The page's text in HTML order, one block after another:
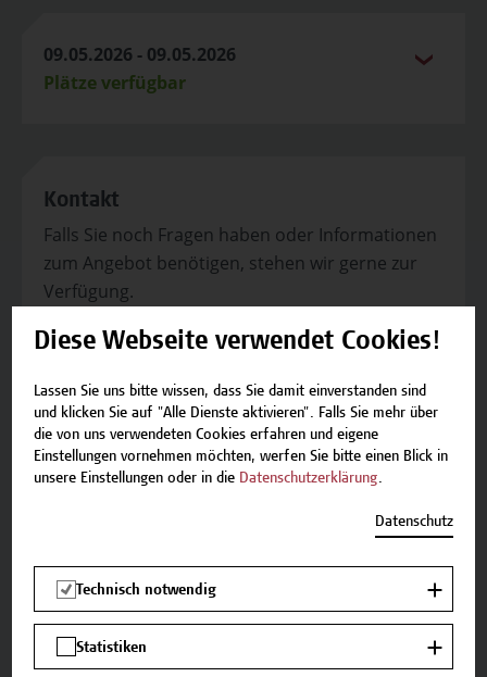
09.05.2026 - 09.05.2026
Plätze verfügbar
Kontakt
Falls Sie noch Fragen haben oder Informationen
zum Angebot benötigen, stehen wir gerne zur
Verfügung.
Team Campus Wien Academy
Tel.: +43 1 606 6877-8800
Termine und Bewerbung
Zurück zum Zertifikatsprogramm
Diese Webseite verwendet Cookies!
Lassen Sie uns bitte wissen, dass Sie damit einverstanden sind
und klicken Sie auf "Alle Dienste aktivieren". Falls Sie mehr über
die von uns verwendeten Cookies erfahren und eigene
Einstellungen vornehmen möchten, werfen Sie bitte einen Blick in
unsere Einstellungen oder in die Datenschutzerklärung.
Datenschutz
Technisch notwendig
Statistiken